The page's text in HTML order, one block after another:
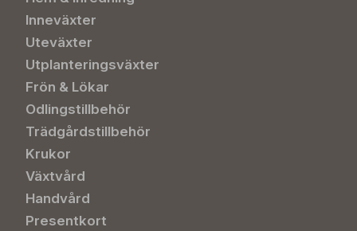
Inneväxter
Uteväxter
Utplanteringsväxter
Frön & Lökar
Odlingstillbehör
Trädgårdstillbehör
Krukor
Växtvård
Handvård
Presentkort